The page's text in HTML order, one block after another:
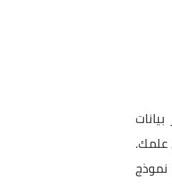
علمك.
نموذج